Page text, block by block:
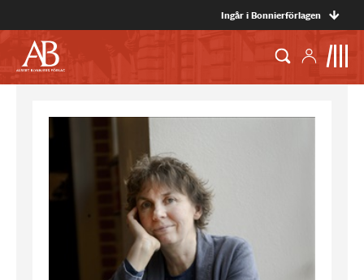
Ingår i Bonnierförlagen